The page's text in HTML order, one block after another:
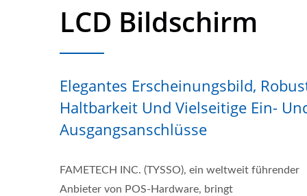
LCD Bildschirm
Elegantes Erscheinungsbild,
Haltbarkeit Und Vielseitige Ein-
Ausgangsanschlüsse
FAMETECH INC. (TYSSO), ein weltweit führender
Anbieter von POS-Hardware, bringt